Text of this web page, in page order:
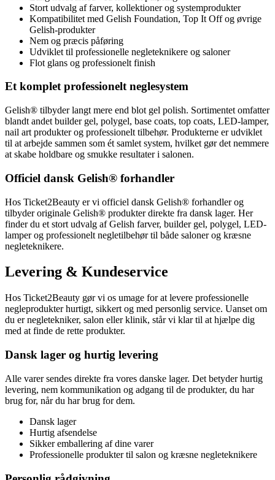
Stort udvalg af farver, kollektioner og systemprodukter
Kompatibilitet med Gelish Foundation, Top It Off og øvrige
Gelish-produkter
Nem og præcis påføring
Udviklet til professionelle negleteknikere og saloner
Flot glans og professionelt finish
Et komplet professionelt neglesystem
Gelish® tilbyder langt mere end blot gel polish. Sortimentet omfatter
blandt andet builder gel, polygel, base coats, top coats, LED-lamper,
nail art produkter og professionelt tilbehør. Produkterne er udviklet
til at arbejde sammen som ét samlet system, hvilket gør det nemmere
at skabe holdbare og smukke resultater i salonen.
Officiel dansk Gelish® forhandler
Hos Ticket2Beauty er vi officiel dansk Gelish® forhandler og
tilbyder originale Gelish® produkter direkte fra dansk lager. Her
finder du et stort udvalg af Gelish farver, builder gel, polygel, LED-
lamper og professionelt negletilbehør til både saloner og kræsne
negleteknikere.
Levering & Kundeservice
Hos Ticket2Beauty gør vi os umage for at levere professionelle
negleprodukter hurtigt, sikkert og med personlig service. Uanset om
du er negletekniker, salon eller klinik, står vi klar til at hjælpe dig
med at finde de rette produkter.
Dansk lager og hurtig levering
Alle varer sendes direkte fra vores danske lager. Det betyder hurtig
levering, nem kommunikation og adgang til de produkter, du har
brug for, når du har brug for dem.
Dansk lager
Hurtig afsendelse
Sikker emballering af dine varer
Professionelle produkter til salon og kræsne negleteknikere